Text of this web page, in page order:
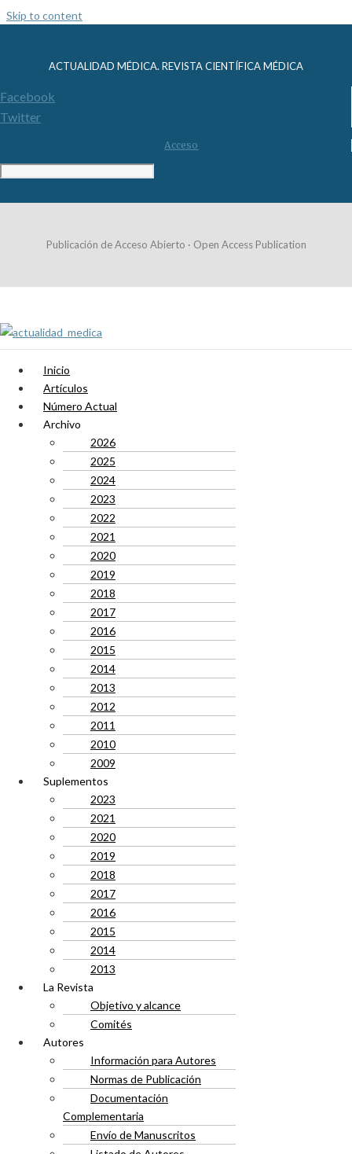
Skip to content
ACTUALIDAD MÉDICA. REVISTA CIENTÍFICA MÉDICA
Facebook
Twitter
Acceso
Publicación de Acceso Abierto · Open Access Publication
Inicio
Artículos
Número Actual
Archivo
2026
2025
2024
2023
2022
2021
2020
2019
2018
2017
2016
2015
2014
2013
2012
2011
2010
2009
Suplementos
2023
2021
2020
2019
2018
2017
2016
2015
2014
2013
La Revista
Objetivo y alcance
Comités
Autores
Información para Autores
Normas de Publicación
Documentación
Complementaria
Envío de Manuscritos